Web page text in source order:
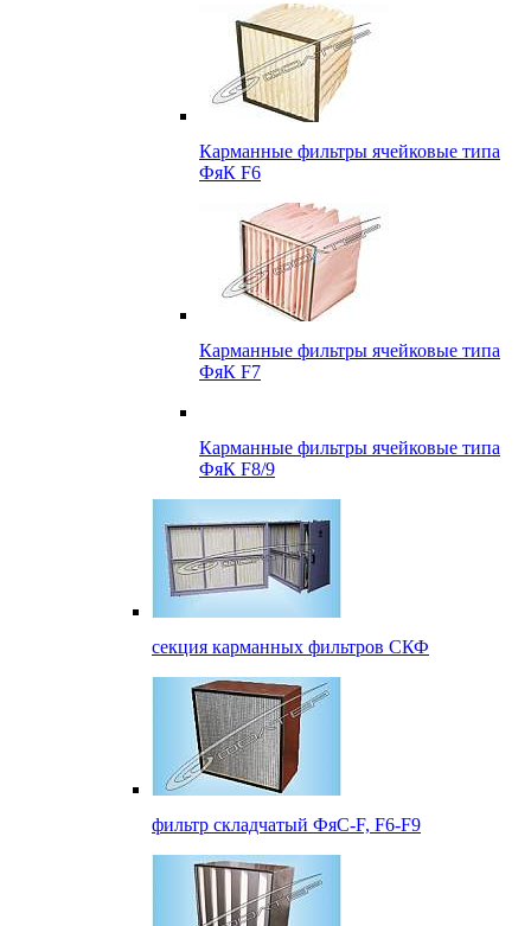
Карманные фильтры ячейковые типа
ФяК F6
Карманные фильтры ячейковые типа
ФяК F7
Карманные фильтры ячейковые типа
ФяК F8/9
секция карманных фильтров СКФ
фильтр складчатый ФяС-F, F6-F9